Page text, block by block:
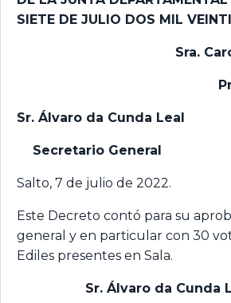
SIETE DE JULIO DOS MIL
Sra.
Sr. Álvaro da Cunda Leal
Secretario General
Salto, 7 de julio de 2022.
Este Decreto contó para su
general y en particular con 30
Ediles presentes en Sala.
Sr. Álvaro da Cunda